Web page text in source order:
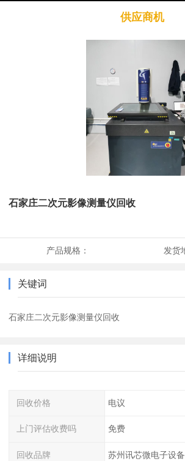
供应商机
石家庄二次元影像测量仪回收
产品规格： 发货
关键词
石家庄二次元影像测量仪回收
详细说明
回收价格 电议
上门评估收费吗 免费
回收品牌 苏州讯芯微电子设